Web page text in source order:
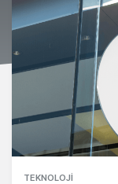
TEKNOLOJI